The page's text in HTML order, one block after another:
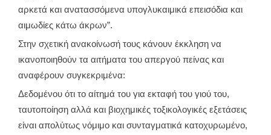
αρκετά και ανατασσόμενα υπογλυκαιμικά επεισόδια και
αιμωδίες κάτω άκρων”.
Στην σχετική ανακοίνωσή τους κάνουν έκκληση να
ικανοποιηθούν τα αιτήματα του απεργού πείνας και
αναφέρουν συγκεκριμένα:
Δεδομένου ότι το αίτημά του για εκταφή του γιού του,
ταυτοποίηση αλλά και βιοχημικές τοξικολογικές εξετάσεις
είναι απολύτως νόμιμο και συνταγματικά κατοχυρωμένο,